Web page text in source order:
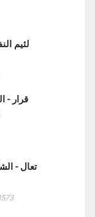
لئيم
قرار -
تعال -